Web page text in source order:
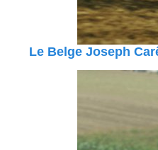
Le Belge Joseph